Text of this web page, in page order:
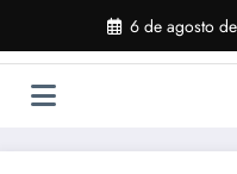
o
6 de agosto